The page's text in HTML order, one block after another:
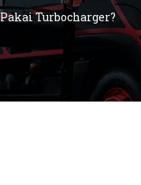
Turbocharger?